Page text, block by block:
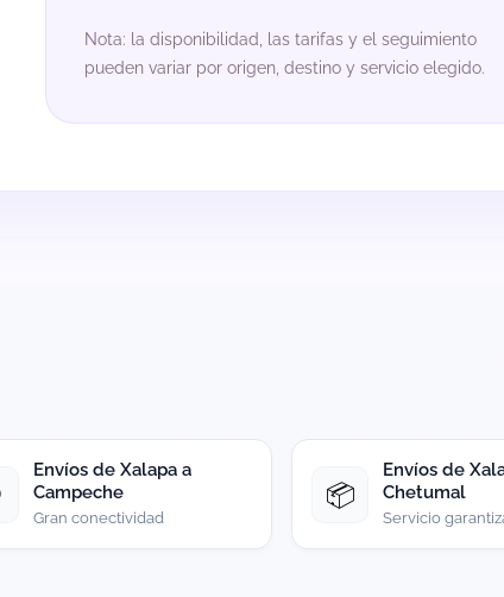
Nota: la disponibilidad, las tarifas y el seguimiento
pueden variar por origen, destino y servicio elegido.
Envíos de Xalapa a
Campeche
Gran conectividad
📦
Envíos de
Chetumal
Servicio